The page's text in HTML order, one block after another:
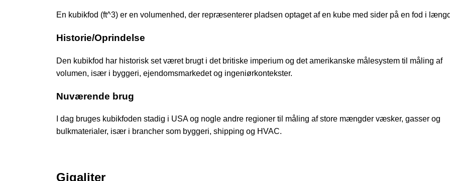
En kubikfod (ft^3) er en volumenhed, der repræsenterer pladsen optaget af en kube med sider på en fod i
Historie/Oprindelse
Den kubikfod har historisk set været brugt i det britiske imperium og det amerikanske målesystem til måling af
volumen, især i byggeri, ejendomsmarkedet og ingeniørkontekster.
Nuværende brug
I dag bruges kubikfoden stadig i USA og nogle andre regioner til måling af store mængder væsker, gasser og
bulkmaterialer, især i brancher som byggeri, shipping og HVAC.
Gigaliter